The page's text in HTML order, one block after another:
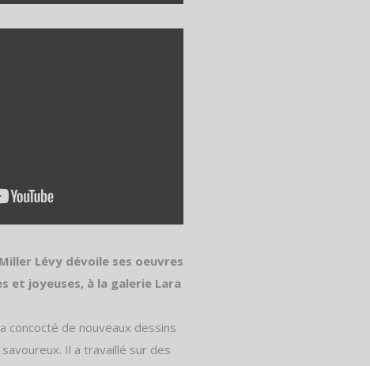
Lévy dévoile ses oeuvres
et joyeuses, à la galerie Lara
concocté de nouveaux dessins
Il a travaillé sur des